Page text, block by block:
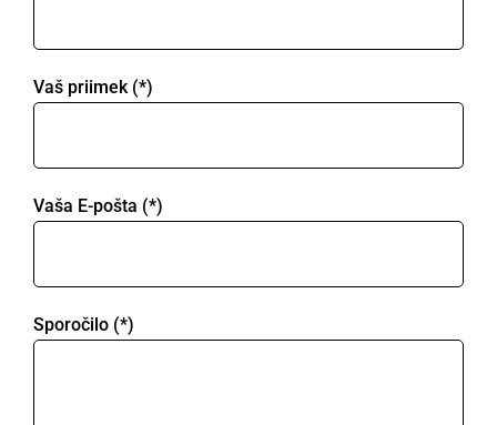
Vaš priimek (*)
Vaša E-pošta (*)
Sporočilo (*)